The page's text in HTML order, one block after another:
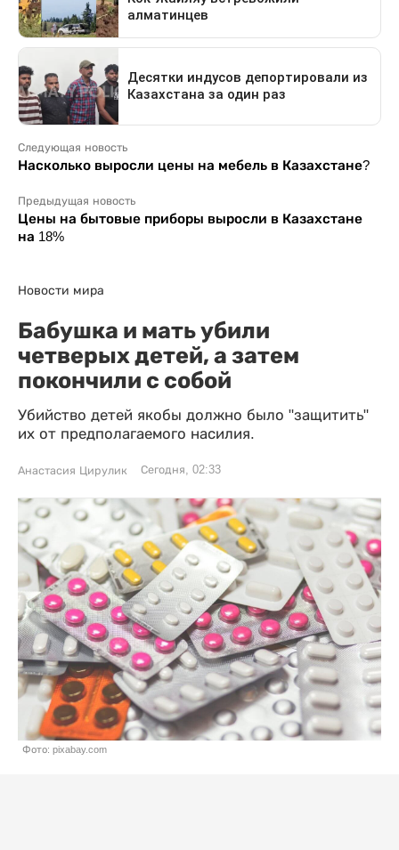
Следующая новость
Насколько выросли цены на мебель в Казахстане?
Предыдущая новость
Цены на бытовые приборы выросли в Казахстане
на 18%
Новости мира
Бабушка и мать убили
четверых детей, а затем
покончили с собой
Убийство детей якобы должно было "защитить"
их от предполагаемого насилия.
Анастасия Цирулик Сегодня, 02:33
Фото: pixabay.com